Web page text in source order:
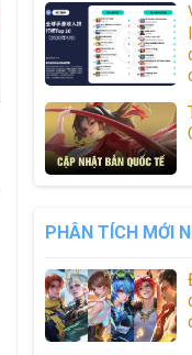
PHÂN TÍCH MỚI